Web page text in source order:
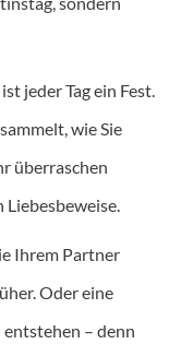
jeder Tag ein Fest.
wie Sie
überraschen
Liebesbeweise.
Ihrem Partner
Oder eine
entstehen – denn